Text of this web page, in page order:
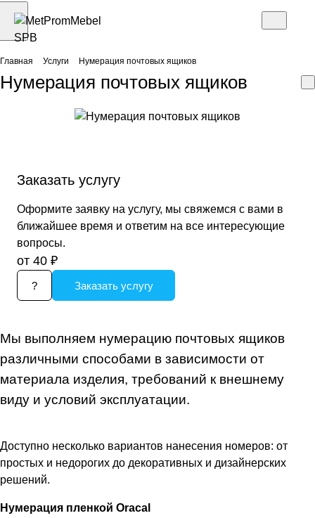
Главная Услуги Нумерация почтовых ящиков
Нумерация почтовых ящиков
Заказать услугу
Оформите заявку на услугу, мы свяжемся с вами в
ближайшее время и ответим на все интересующие
вопросы.
от 40 ₽
? Заказать услугу
Мы выполняем нумерацию почтовых ящиков
различными способами в зависимости от
материала изделия, требований к внешнему
виду и условий эксплуатации.
Доступно несколько вариантов нанесения номеров: от
простых и недорогих до декоративных и дизайнерских
решений.
Нумерация пленкой Oracal